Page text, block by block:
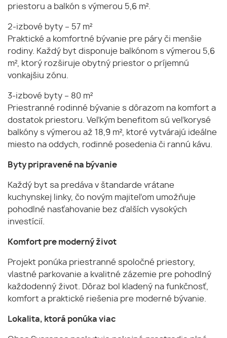
priestoru a balkón s výmerou 5,6 m².
2-izbové byty – 57 m²
Praktické a komfortné bývanie pre páry či menšie
rodiny. Každý byt disponuje balkónom s výmerou 5,6
m², ktorý rozširuje obytný priestor o príjemnú
vonkajšiu zónu.
3-izbové byty – 80 m²
Priestranné rodinné bývanie s dôrazom na komfort a
dostatok priestoru. Veľkým benefitom sú veľkorysé
balkóny s výmerou až 18,9 m², ktoré vytvárajú ideálne
miesto na oddych, rodinné posedenia či rannú kávu.
Byty pripravené na bývanie
Každý byt sa predáva v štandarde vrátane
kuchynskej linky, čo novým majiteľom umožňuje
pohodlné nasťahovanie bez ďalších vysokých
investícií.
Komfort pre moderný život
Projekt ponúka priestranné spoločné priestory,
vlastné parkovanie a kvalitné zázemie pre pohodlný
každodenný život. Dôraz bol kladený na funkčnosť,
komfort a praktické riešenia pre moderné bývanie.
Lokalita, ktorá ponúka viac